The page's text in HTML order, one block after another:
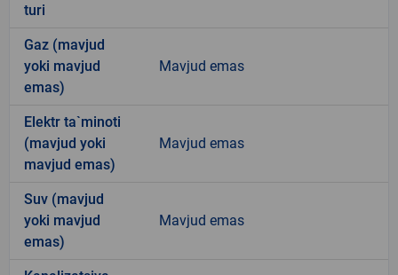
turi
Gaz (mavjud
yoki mavjud
emas)
Mavjud emas
Elektr ta`minoti
(mavjud yoki
mavjud emas)
Mavjud emas
Suv (mavjud
yoki mavjud
emas)
Mavjud emas